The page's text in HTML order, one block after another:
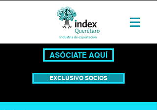
ASÓCIATE AQUÍ
EXCLUSIVO SOCIOS